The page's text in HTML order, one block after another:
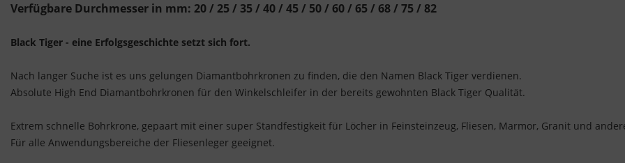
Verfügbare Durchmesser in mm: 20 / 25 / 35 / 40 / 45 / 50 / 60 / 65 / 68 / 75 / 82
Black Tiger - eine Erfolgsgeschichte setzt sich fort.
Nach langer Suche ist es uns gelungen Diamantbohrkronen zu finden, die den Namen Black Tiger verdienen.
Absolute High End Diamantbohrkronen für den Winkelschleifer in der bereits gewohnten Black Tiger Qualität.
Extrem schnelle Bohrkrone, gepaart mit einer super Standfestigkeit für Löcher in Feinsteinzeug, Fliesen, Marmor, Granit und
Für alle Anwendungsbereiche der Fliesenleger geeignet.